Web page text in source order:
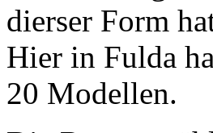
dierser Form
Hier in Fulda
20 Modellen.